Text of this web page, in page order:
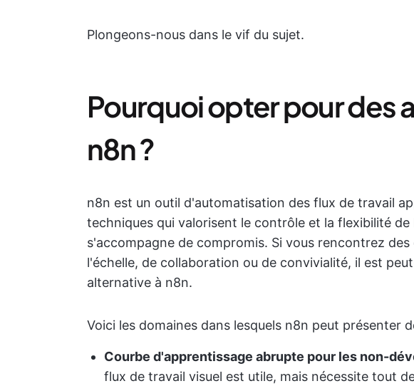
Plongeons-nous dans le vif du sujet.
Pourquoi opter pour des
n8n ?
n8n est un outil d'automatisation des flux de travail
techniques qui valorisent le contrôle et la flexibilité
s'accompagne de compromis. Si vous rencontrez
l'échelle, de collaboration ou de convivialité, il est
alternative à n8n.
Voici les domaines dans lesquels n8n peut présenter
Courbe d'apprentissage abrupte pour les non-
flux de travail visuel est utile, mais nécessite tout